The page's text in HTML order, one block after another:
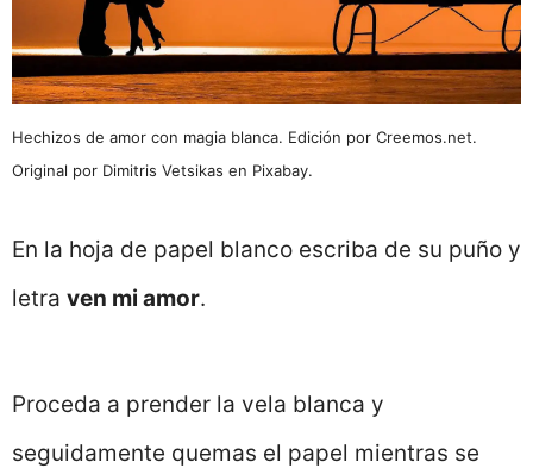
Hechizos de amor con magia blanca. Edición por Creemos.net.
Original por Dimitris Vetsikas en Pixabay.
En la hoja de papel blanco escriba de su puño y
letra ven mi amor.
Proceda a prender la vela blanca y
seguidamente quemas el papel mientras se